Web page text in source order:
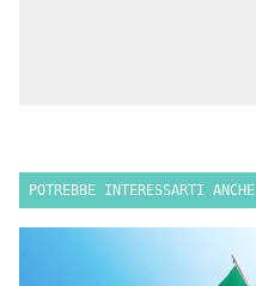
POTREBBE INTERESSARTI ANCHE